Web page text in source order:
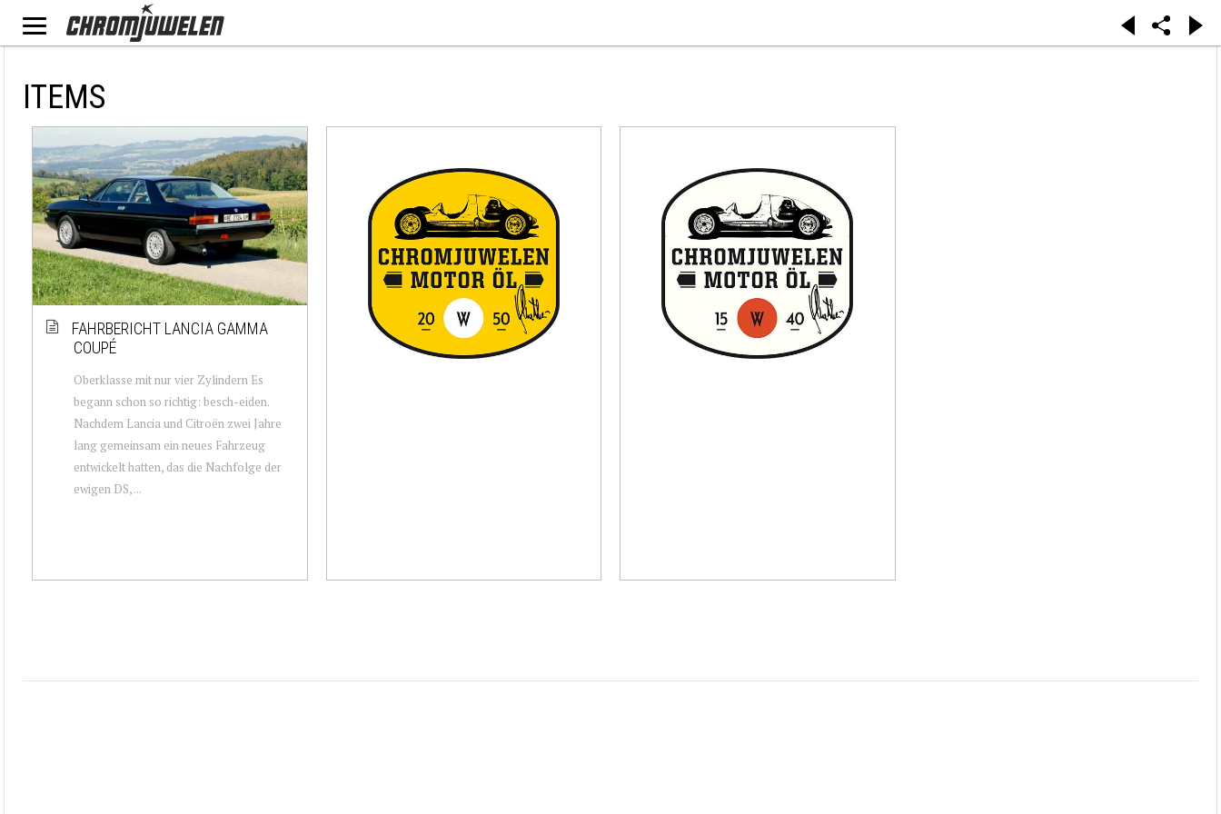
ITEMS
FAHRBERICHT LANCIA GAMMA
COUPÉ
Oberklasse mit nur vier Zylindern Es
begann schon so richtig: besch-eiden.
Nachdem Lancia und Citroën zwei Jahre
lang gemeinsam ein neues Fahrzeug
entwickelt hatten, das die Nachfolge der
ewigen DS, ...